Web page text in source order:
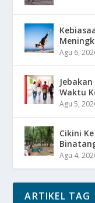
Agu 6,
Waktu
Agu 5,
Cikini
Agu 4,
ARTIKEL TAG